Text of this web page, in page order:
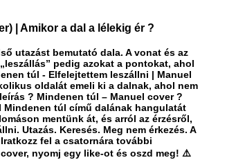
| Amikor a dal a lélekig ér ?
utazást bemutató dala. A vonat és az
pedig azokat a pontokat, ahol
túl - Elfelejtettem leszállni | Manuel
oldalát emeli ki a dalnak, ahol nem
? Mindenen túl – Manuel cover ?
Mindenen túl című dalának hangulatát
mentünk át, és arról az érzésről,
Utazás. Keresés. Meg nem érkezés. A
fel a csatornára további
nyomj egy like-ot és oszd meg! ⚠️